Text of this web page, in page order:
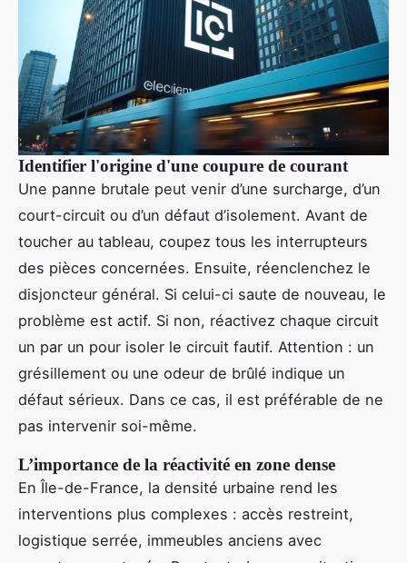
Identifier l'origine d'une coupure de courant
Une panne brutale peut venir d’une surcharge, d’un
court-circuit ou d’un défaut d’isolement. Avant de
toucher au tableau, coupez tous les interrupteurs
des pièces concernées. Ensuite, réenclenchez le
disjoncteur général. Si celui-ci saute de nouveau, le
problème est actif. Si non, réactivez chaque circuit
un par un pour isoler le circuit fautif. Attention : un
grésillement ou une odeur de brûlé indique un
défaut sérieux. Dans ce cas, il est préférable de ne
pas intervenir soi-même.
L’importance de la réactivité en zone dense
En Île-de-France, la densité urbaine rend les
interventions plus complexes : accès restreint,
logistique serrée, immeubles anciens avec